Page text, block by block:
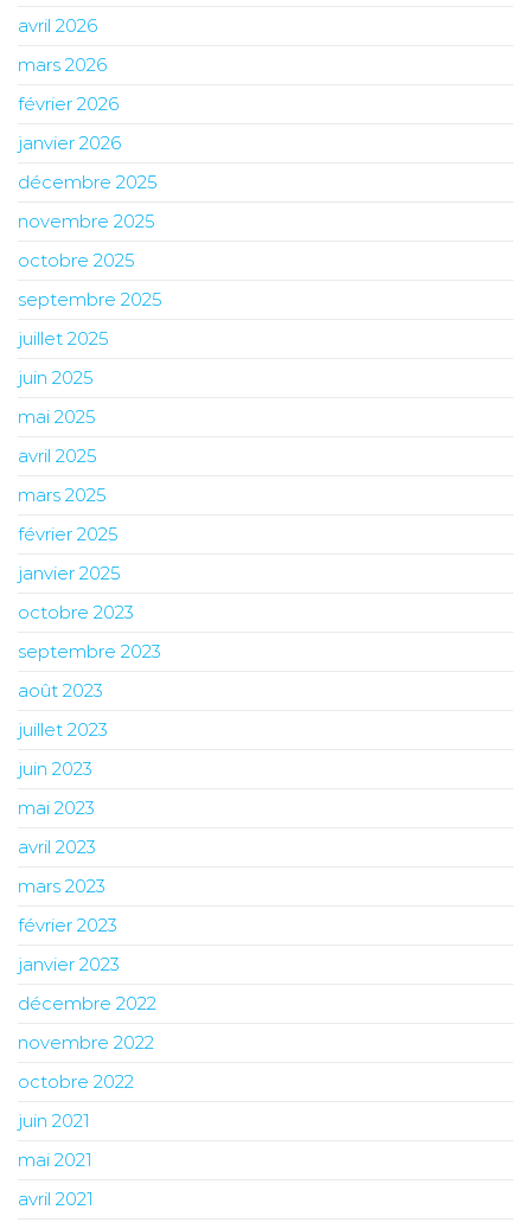
avril 2026
mars 2026
février 2026
janvier 2026
décembre 2025
novembre 2025
octobre 2025
septembre 2025
juillet 2025
juin 2025
mai 2025
avril 2025
mars 2025
février 2025
janvier 2025
octobre 2023
septembre 2023
août 2023
juillet 2023
juin 2023
mai 2023
avril 2023
mars 2023
février 2023
janvier 2023
décembre 2022
novembre 2022
octobre 2022
juin 2021
mai 2021
avril 2021